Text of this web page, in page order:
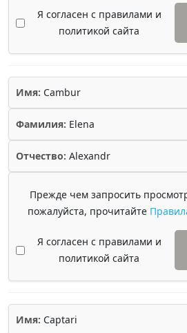
Я согласен с правилами и
политикой сайта
Имя: Cambur
Фамилия: Elena
Отчество: Alexandr
Прежде чем запросить
пожалуйста, прочитайте
Я согласен с правилами и
политикой сайта
Имя: Captari